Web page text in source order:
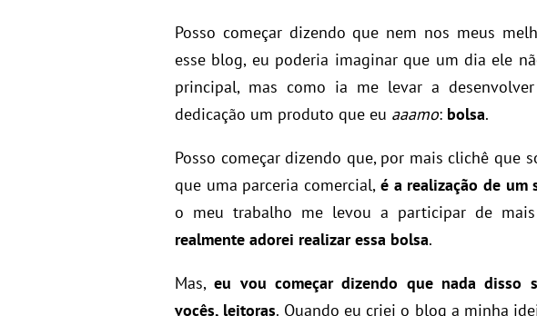
Posso começar dizendo que nem nos meus
esse blog, eu poderia imaginar que um dia ele
principal, mas como ia me levar a
dedicação um produto que eu aaamo: bolsa.
Posso começar dizendo que, por mais clichê que
que uma parceria comercial, é a realização de um
o meu trabalho me levou a participar de
realmente adorei realizar essa bolsa.
Mas,eu vou começar dizendo que nada disso
vocês, leitoras. Quando eu criei o blog a minha